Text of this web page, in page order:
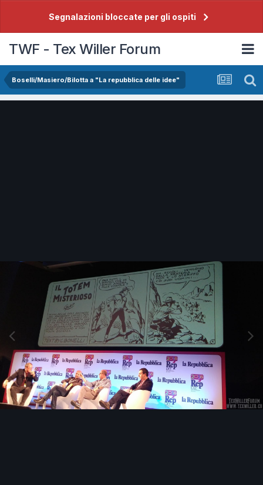
Segnalazioni bloccate per gli ospiti
TWF - Tex Willer Forum
Boselli/Masiero/Bilotta a "La repubblica delle idee"